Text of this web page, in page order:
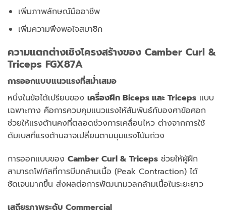
เพิ่มภาพลักษณ์มืออาชีพ
เพิ่มความพึงพอใจสมาชิก
ความแตกต่างเชิงโครงสร้างของ Camber Curl &
Triceps FGX87A
การออกแบบแนวแรงที่สม่ำเสมอ
หนึ่งในข้อได้เปรียบของ เครื่องฝึก Biceps และ Triceps แบบ
เฉพาะทาง คือการควบคุมแนวแรงให้สัมพันธ์กับองศาข้อศอก
ช่วยให้แรงต้านคงที่ตลอดช่วงการเคลื่อนไหว ต่างจากการใช้
ดัมเบลที่แรงต้านอาจเปลี่ยนตามมุมแรงโน้มถ่วง
การออกแบบของ Camber Curl & Triceps ช่วยให้ผู้ฝึก
สามารถโฟกัสที่การบีบกล้ามเนื้อ (Peak Contraction) ได้
ชัดเจนมากขึ้น ส่งผลต่อการพัฒนามวลกล้ามเนื้อในระยะยาว
เสถียรภาพระดับ Commercial